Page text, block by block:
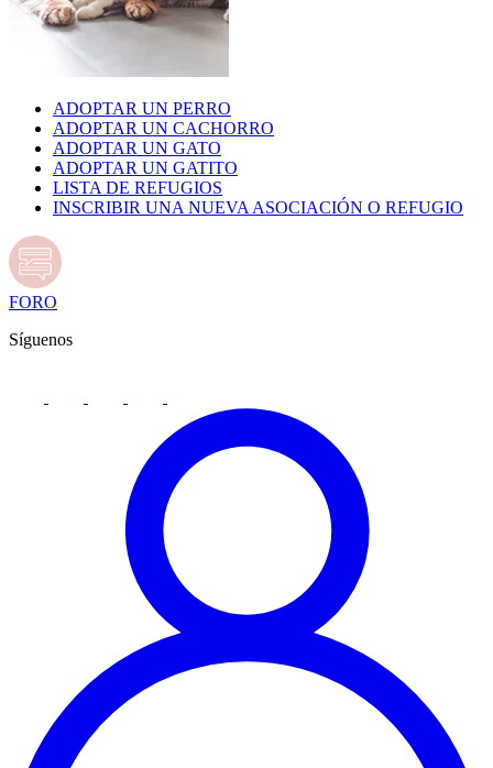
ADOPTAR UN PERRO
ADOPTAR UN CACHORRO
ADOPTAR UN GATO
ADOPTAR UN GATITO
LISTA DE REFUGIOS
INSCRIBIR UNA NUEVA ASOCIACIÓN O REFUGIO
FORO
Síguenos